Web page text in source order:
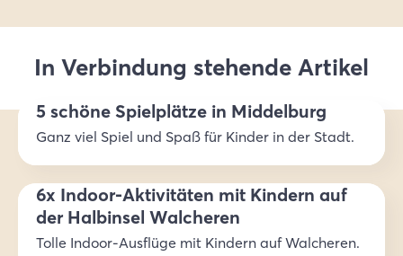
In Verbindung stehende Artikel
5 schöne Spielplätze in Middelburg
Ganz viel Spiel und Spaß für Kinder in der Stadt.
6x Indoor-Aktivitäten mit Kindern auf
der Halbinsel Walcheren
Tolle Indoor-Ausflüge mit Kindern auf Walcheren.